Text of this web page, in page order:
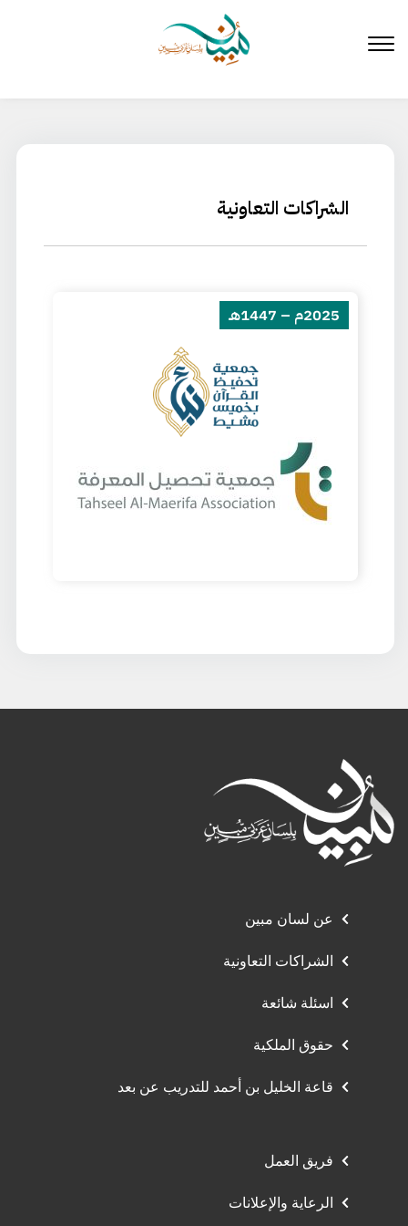
المحتوى
الشراكات التعاونية
2025م – 1447هـ
عن لسان مبين
الشراكات التعاونية
اسئلة شائعة
حقوق الملكية
قاعة الخليل بن أحمد للتدريب عن بعد
فريق العمل
الرعاية والإعلانات